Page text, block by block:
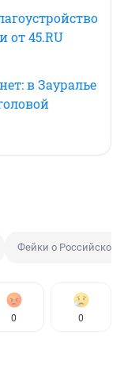
от 45.RU
в Зауралье
Фейки о Российской
0 0